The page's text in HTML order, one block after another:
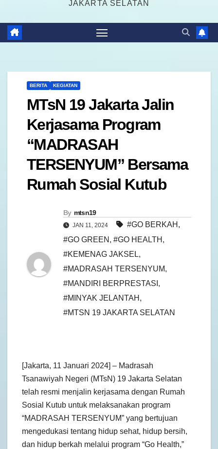
JAKARTA SELATAN
BERITA KEGIATAN
MTsN 19 Jakarta Jalin
Kerjasama Program
“MADRASAH
TERSENYUM” Bersama
Rumah Sosial Kutub
By mtsn19
JAN 11, 2024 #GO BERKAH ,
#GO GREEN , #GO HEALTH ,
#KEMENAG JAKSEL,
#MADRASAH TERSENYUM,
#MANDIRI BERPRESTASI ,
#MINYAK JELANTAH ,
#MTSN 19 JAKARTA SELATAN
[Jakarta, 11 Januari 2024] – Madrasah
Tsanawiyah Negeri (MTsN) 19 Jakarta Selatan
telah resmi menjalin kerjasama dengan Rumah
Sosial Kutub untuk melaksanakan program
“MADRASAH TERSENYUM” yang bertujuan
mengedukasi tentang hidup sehat, hidup bersih,
dan hidup berkah melalui program “Go Health,”